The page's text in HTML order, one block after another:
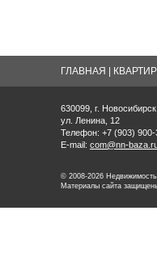
ГЛАВНАЯ
630099, г. Новосибирск,
ул. Ленина, 12
Телефон: +7 (903) 900-
E-mail: com@nn-
© 2008-2026
Материалы сайта